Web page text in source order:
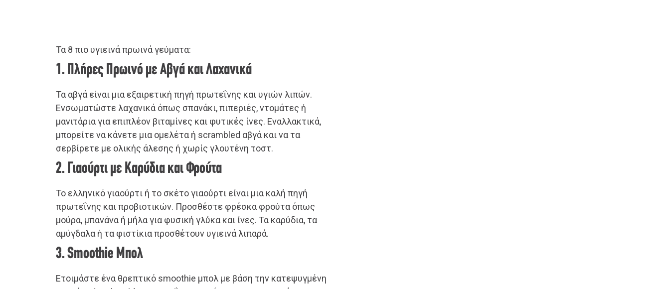
Τα 8 πιο υγιεινά πρωινά γεύματα:
1. Πλήρες Πρωινό με Αβγά και Λαχανικά
Τα αβγά είναι μια εξαιρετική πηγή πρωτεΐνης και υγιών λιπών.
Ενσωματώστε λαχανικά όπως σπανάκι, πιπεριές, ντομάτες ή
μανιτάρια για επιπλέον βιταμίνες και φυτικές ίνες. Εναλλακτικά,
μπορείτε να κάνετε μια ομελέτα ή scrambled αβγά και να τα
σερβίρετε με ολικής άλεσης ή χωρίς γλουτένη τοστ.
2. Γιαούρτι με Καρύδια και Φρούτα
Το ελληνικό γιαούρτι ή το σκέτο γιαούρτι είναι μια καλή πηγή
πρωτεΐνης και προβιοτικών. Προσθέστε φρέσκα φρούτα όπως
μούρα, μπανάνα ή μήλα για φυσική γλύκα και ίνες. Τα καρύδια, τα
αμύγδαλα ή τα φιστίκια προσθέτουν υγιεινά λιπαρά.
3. Smoothie Μπολ
Ετοιμάστε ένα θρεπτικό smoothie μπολ με βάση την κατεψυγμένη